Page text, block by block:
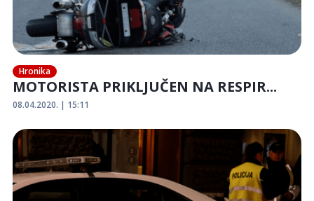
Hronika
MOTORISTA PRIKLJUČEN NA RESPIR...
08.04.2020. | 15:11